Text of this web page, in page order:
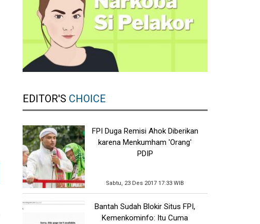
EDITOR'S CHOICE
FPI Duga Remisi Ahok Diberikan
karena Menkumham 'Orang'
PDIP
Sabtu, 23 Des 2017 17:33 WIB
Bantah Sudah Blokir Situs FPI,
Kemenkominfo: Itu Cuma